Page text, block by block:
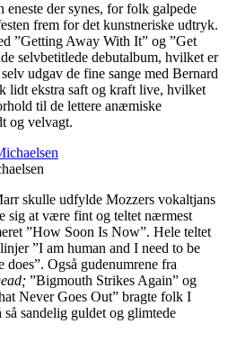
der synes, for folk galpede
frem for det kunstneriske udtryk.
”Getting Away With It” og ”Get
selvbetitlede debutalbum, hvilket er
udgav de fine sange med Bernard
lidt ekstra saft og kraft live, hvilket
til de lettere anæmiske
og velvagt.
skulle udfylde Mozzers vokaltjans
sig at være fint og teltet nærmest
”How Soon Is Now”. Hele teltet
”I am human and I need to be
Også gudenumrene fra
”Bigmouth Strikes Again” og
Never Goes Out” bragte folk I
sandelig guldet og glimtede